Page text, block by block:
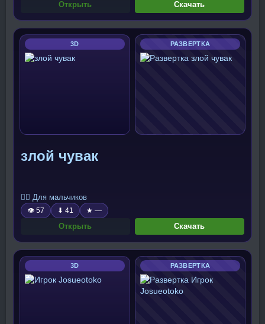
Открыть Скачать
3D РАЗВЕРТКА
злой чувак
🧍‍♂️ Для мальчиков
👁 57 ⬇ 41 ★ —
Открыть Скачать
3D РАЗВЕРТКА